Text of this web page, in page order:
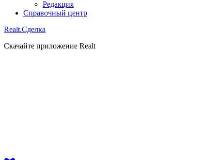
Редакция
Справочный центр
Realt.Сделка
Скачайте приложение Realt